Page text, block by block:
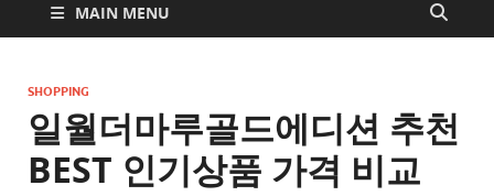
MAIN MENU
SHOPPING
일월더마루골드에디션 추천
BEST 인기상품 가격 비교